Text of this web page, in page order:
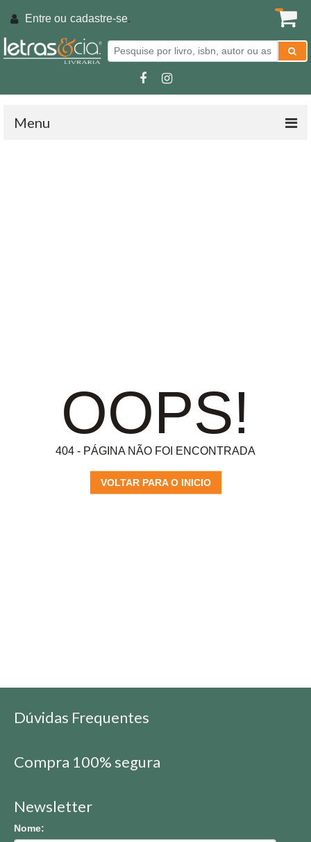
Entre ou cadastre-se.
Menu
OOPS!
404 - PÁGINA NÃO FOI ENCONTRADA
VOLTAR PARA O INICIO
Dúvidas Frequentes
Compra 100% segura
Newsletter
Nome: